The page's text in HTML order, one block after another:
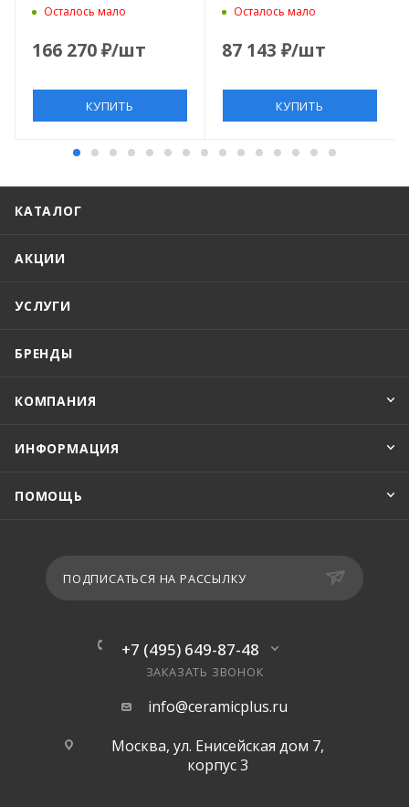
хром
Осталось мало
166 270₽/шт
КУПИТЬ
шлифованная бронза
Осталось мало
87 143 ₽/шт
КУПИТЬ
КАТАЛОГ
АКЦИИ
УСЛУГИ
БРЕНДЫ
КОМПАНИЯ
ИНФОРМАЦИЯ
ПОМОЩЬ
ПОДПИСАТЬСЯ НА РАССЫЛКУ
+7 (495) 649-87-48
ЗАКАЗАТЬ ЗВОНОК
info@ceramicplus.ru
Москва, ул. Енисейская дом 7,
корпус 3